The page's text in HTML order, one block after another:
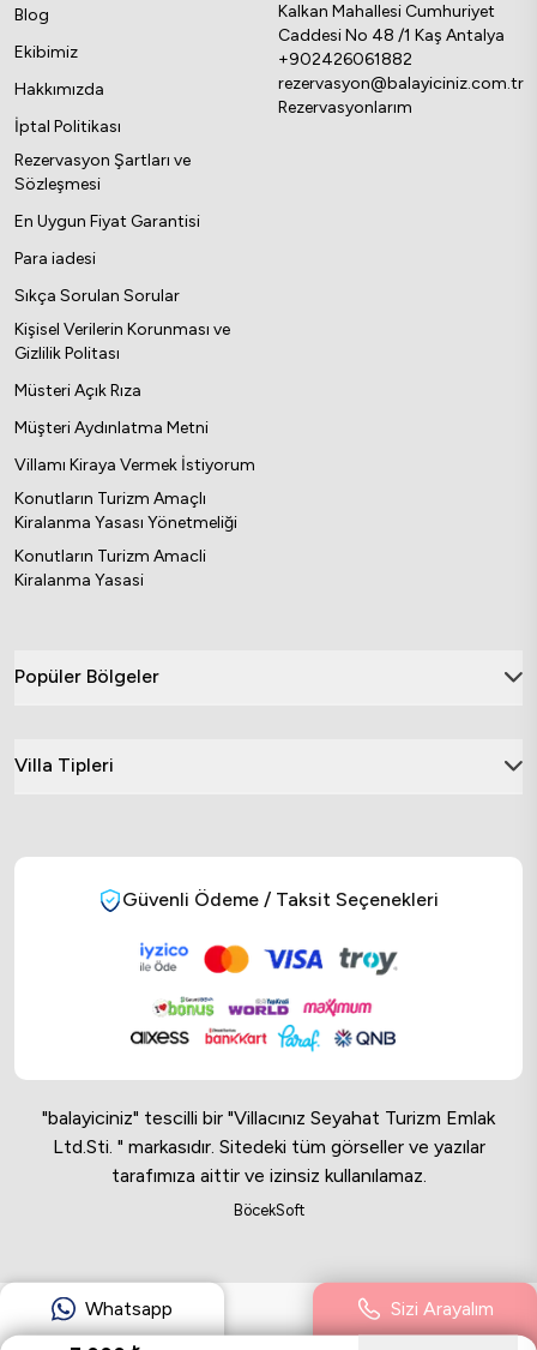
Blog
Ekibimiz
Hakkımızda
İptal Politikası
Rezervasyon Şartları ve
Sözleşmesi
En Uygun Fiyat Garantisi
Para iadesi
Sıkça Sorulan Sorular
Kişisel Verilerin Korunması ve
Gizlilik Politası
Müsteri Açık Rıza
Müşteri Aydınlatma Metni
Villamı Kiraya Vermek İstiyorum
Konutların Turizm Amaçlı
Kiralanma Yasası Yönetmeliği
Konutların Turizm Amacli
Kiralanma Yasasi
Kalkan Mahallesi Cumhuriyet
Caddesi No 48 /1 Kaş Antalya
+902426061882
rezervasyon@balayiciniz.com.tr
Rezervasyonlarım
Popüler Bölgeler
Villa Tipleri
Güvenli Ödeme / Taksit Seçenekleri
"balayiciniz" tescilli bir "Villacınız Seyahat Turizm Emlak
Ltd.Sti. " markasıdır. Sitedeki tüm görseller ve yazılar
tarafımıza aittir ve izinsiz kullanılamaz.
BöcekSoft
Whatsapp Sizi Arayalım